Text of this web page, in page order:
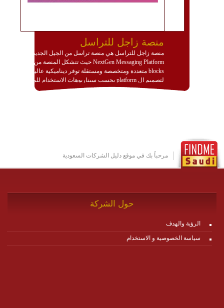
منصة زاجل للتراسل
منصة زاجل للتراسل هي منصة تراسل من الجيل الجديد
NextGen Messaging Platform حيث تتشكل المنصة من
blocks متعددة ومتخصصة ومستقلة توفر ديناميكية عالية
لتصميم ال platform بحسب سيناريوهات الاستخدام للمنصة
وتتوافق مع النشر والاستثمار ضمن بيئة استضافة dedicated
http://www.plutosms.com/zagel
مرحباً بك في موقع دليل الشركات السعودية
حول الشركة
الرؤية والهدف
سياسة الخصوصية و الاستخدام